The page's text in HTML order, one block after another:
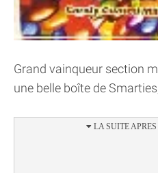
Grand vainqueur section
une belle boîte de